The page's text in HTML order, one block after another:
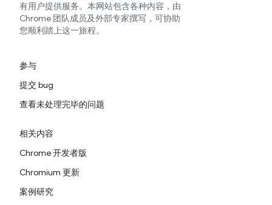
有用户提供服务。本网站包含各种内容，由
Chrome 团队成员及外部专家撰写，可协助
您顺利踏上这一旅程。
参与
提交 bug
查看未处理完毕的问题
相关内容
Chrome 开发者版
Chromium 更新
案例研究